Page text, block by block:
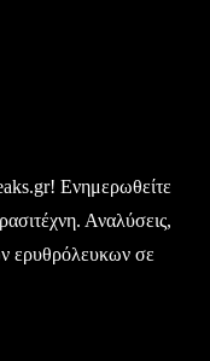
Ενημερωθείτε
Αναλύσεις,
ερυθρόλευκων σε